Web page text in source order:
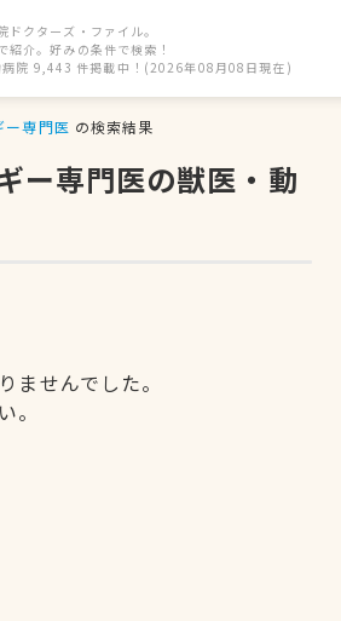
クターズ・ファイル。
紹介。好みの条件で検索！
院 9,443 件掲載中！(2026年08月08日現在)
ー専門医 の検索結果
ー専門医の獣医・動
せんでした。
。